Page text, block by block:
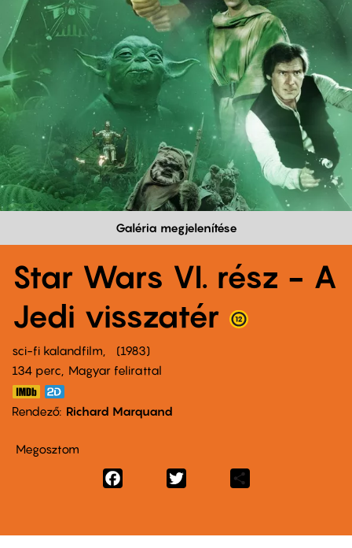
Galéria megjelenítése
Star Wars VI. rész - A
Jedi visszatér
sci-fi kalandfilm
1983
134 perc,
Magyar felirattal
Rendező Richard Marquand
Megosztom
Facebook